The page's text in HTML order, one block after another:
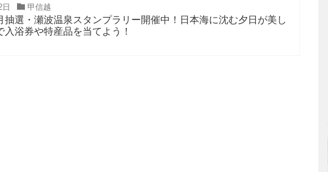
甲信越
抽選・瀬波温泉スタンプラリー開催中！日本海に沈む夕日が美し
入浴券や特産品を当てよう！